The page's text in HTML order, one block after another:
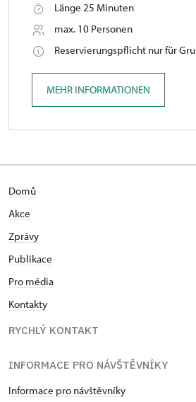
Länge 25 Minuten
max. 10 Personen
Reservierungspflicht nur für
MEHR INFORMATIONEN
Domů
Akce
Zprávy
Publikace
Pro média
Kontakty
RYCHLÝ KONTAKT
INFORMACE PRO NÁVŠTĚVNÍKY
Informace pro návštěvníky